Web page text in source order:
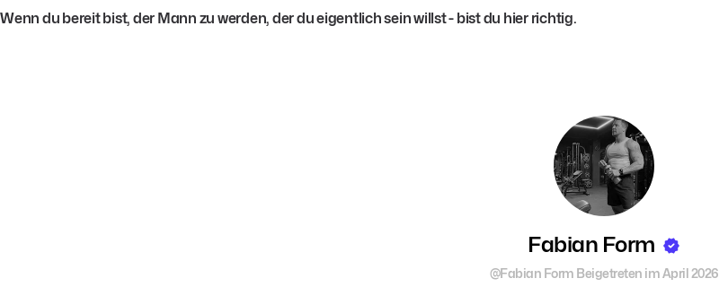
Wenn du bereit bist, der Mann zu werden, der du eigentlich sein willst - bist du hier richtig.
Fabian Form
@Fabian Form Beigetreten im April 2026